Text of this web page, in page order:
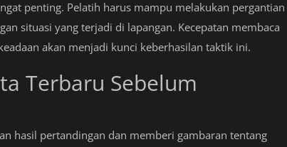
penting. Pelatih harus mampu melakukan pergantian
situasi yang terjadi di lapangan. Kecepatan membaca
akan menjadi kunci keberhasilan taktik ini.
Terbaru Sebelum
hasil pertandingan dan memberi gambaran tentang